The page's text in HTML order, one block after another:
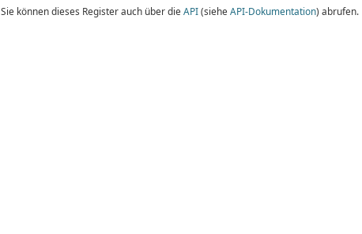
Sie können dieses Register auch über die API(siehe API-Dokumentation) abrufen.